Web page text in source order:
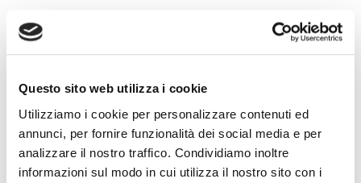
Questo sito web utilizza i cookie
Utilizziamo i cookie per personalizzare contenuti ed
annunci, per fornire funzionalità dei social media e per
analizzare il nostro traffico. Condividiamo inoltre
informazioni sul modo in cui utilizza il nostro sito con i
Versioni
Lynia Cob LED 15W/m IP65
Cod. d'ordine
Input (V)
ST01052415-940
24